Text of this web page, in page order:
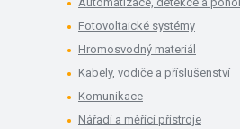
Fotovoltaické systémy
Hromosvodný materiál
Kabely, vodiče a příslušenství
Komunikace
Nářadí a měřící přístroje